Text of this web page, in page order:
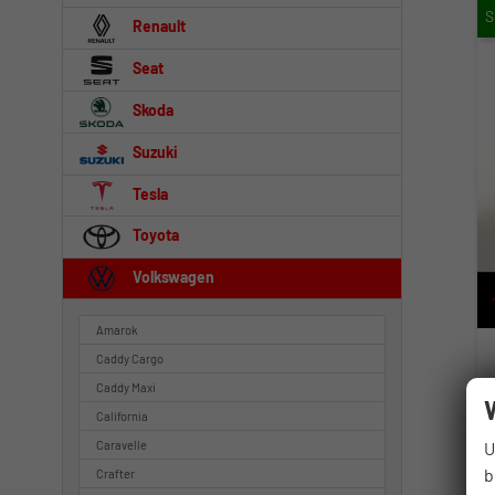
Renault
Seat
Skoda
Suzuki
Tesla
Toyota
Volkswagen
Amarok
Caddy Cargo
Caddy Maxi
California
Caravelle
Crafter